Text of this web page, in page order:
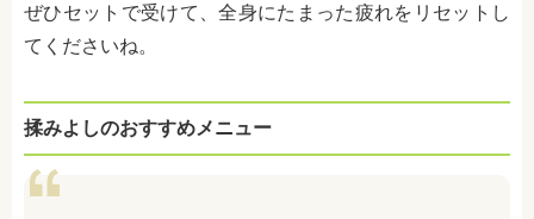
ぜひセットで受けて、全身にたまった疲れをリセットし
てくださいね。
揉みよしのおすすめメニュー